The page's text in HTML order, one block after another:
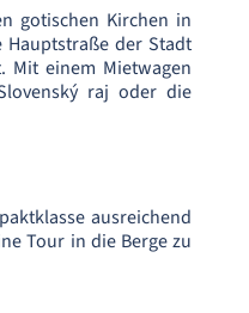
gotischen Kirchen in
der Stadt
Mit einem Mietwagen
raj oder die
ausreichend
Tour in die Berge zu